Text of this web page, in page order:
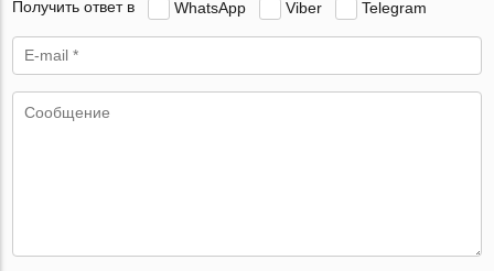
Получить ответ в WhatsApp Viber Telegram